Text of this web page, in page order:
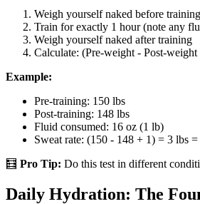
Weigh yourself naked before training
Train for exactly 1 hour (note any
Weigh yourself naked after training
Calculate: (Pre-weight - Post-
Example:
Pre-training: 150 lbs
Post-training: 148 lbs
Fluid consumed: 16 oz (1 lb)
Sweat rate: (150 - 148 + 1) = 3 lbs
🧮 Pro Tip: Do this test in different
Daily Hydration: The